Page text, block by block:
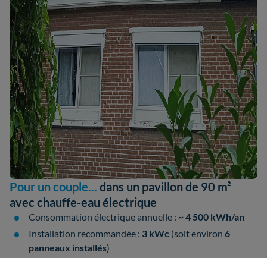
Pour un couple... dans un pavillon de 90 m²
avec chauffe-eau électrique
Consommation électrique annuelle : ~ 4 500 kWh/an
Installation recommandée : 3 kWc (soit environ 6
panneaux installés)